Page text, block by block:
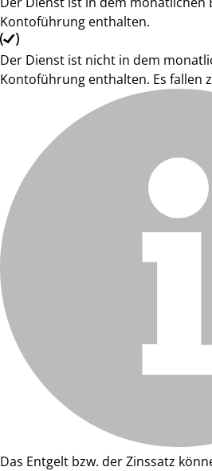
Kontoführung enthalten.
Der Dienst ist nicht in dem
Kontoführung enthalten. Es fallen
Das Entgelt bzw. der Zinssatz